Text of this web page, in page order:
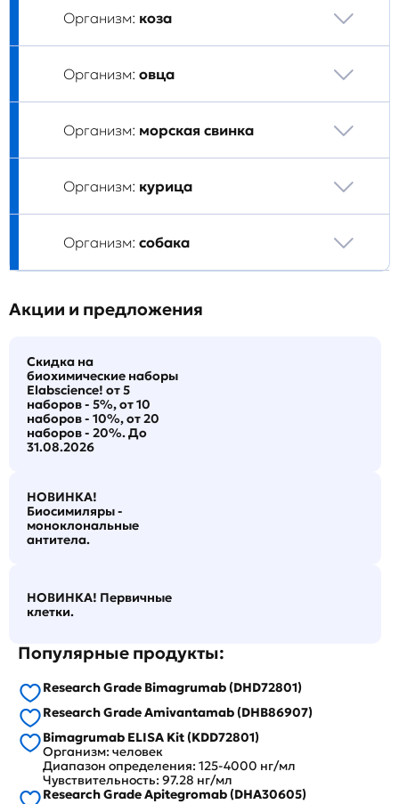
Организм: коза
Организм: овца
Организм: морская свинка
Организм: курица
Организм: собака
Акции и предложения
Скидка на
биохимические наборы
Elabscience! от 5
наборов - 5%, от 10
наборов - 10%, от 20
наборов - 20%. До
31.08.2026
НОВИНКА!
Биосимиляры -
моноклональные
антитела.
НОВИНКА! Первичные
клетки.
Популярные продукты:
Research Grade Bimagrumab (DHD72801)
Research Grade Amivantamab (DHB86907)
Bimagrumab ELISA Kit (KDD72801)
Организм: человек
Диапазон определения: 125-4000 нг/мл
Чувствительность: 97.28 нг/мл
Research Grade Apitegromab (DHA30605)